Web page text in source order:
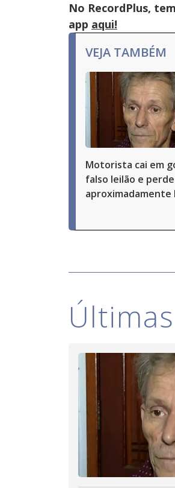
No RecordPlus,
app aqui!
VEJA TAMBÉM
Motorista cai em
falso leilão e perde
aproximadamente
Últimas